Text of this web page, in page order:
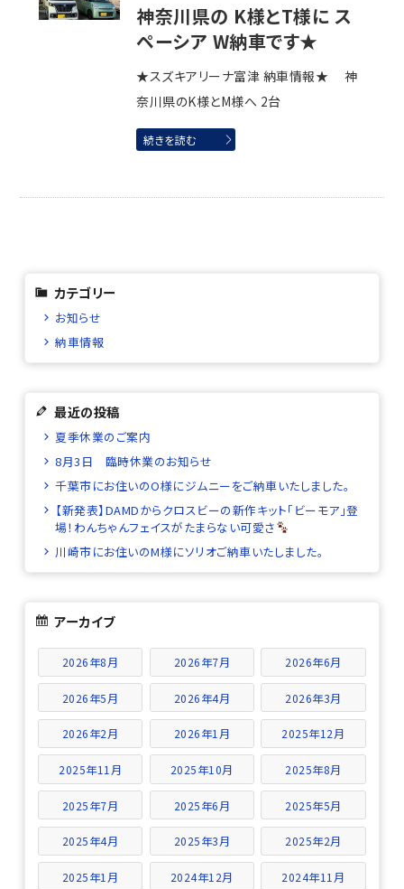
神奈川県の K様とT様に ス
ペーシア W納車です★
★スズキアリーナ富津 納車情報★ 神
奈川県のK様とM様へ 2台
続きを読む
カテゴリー
お知らせ
納車情報
最近の投稿
夏季休業のご案内
8月3日 臨時休業のお知らせ
千葉市にお住いのO様にジムニーをご納車いたしました。
【新発表】DAMDからクロスビーの新作キット「ビーモア」登
場！わんちゃんフェイスがたまらない可愛さ
川崎市にお住いのM様にソリオご納車いたしました。
アーカイブ
2026年8月 2026年7月 2026年6月
2026年5月 2026年4月 2026年3月
2026年2月 2026年1月 2025年12月
2025年11月 2025年10月 2025年8月
2025年7月 2025年6月 2025年5月
2025年4月 2025年3月 2025年2月
2025年1月 2024年12月 2024年11月